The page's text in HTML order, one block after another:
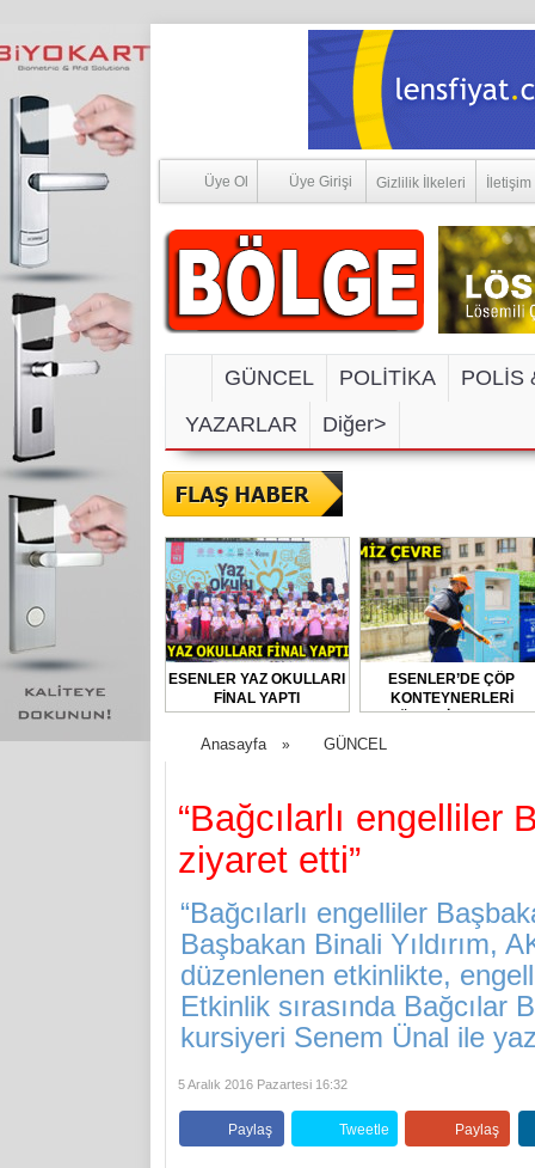
Üye Ol Üye Girişi Gizlilik İlkeleri İletişim
GÜNCEL POLİTİKA
POLİS
YAZARLAR
Diğer>
ESENLER YAZ OKULLARI
FİNAL YAPTI
ESENLER’DE ÇÖP
KONTEYNERLERİ
DÜZENLİ OLARAK
DEZENFEKTE EDİLİYOR
Anasayfa » GÜNCEL
“Bağcılarlı engelliler
ziyaret etti”
“Bağcılarlı engelliler
Başbakan Binali Yıldırım,
düzenlenen etkinlikte,
Etkinlik sırasında Bağcılar
kursiyeri Senem Ünal ile
5 Aralık 2016 Pazartesi 16:32
Paylaş Tweetle Paylaş